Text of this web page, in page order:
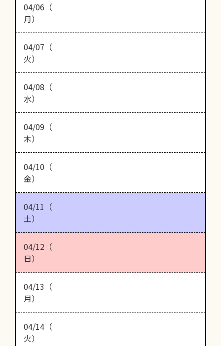
04/06（
月）
04/07（
火）
04/08（
水）
04/09（
木）
04/10（
金）
04/11（
土）
04/12（
日）
04/13（
月）
04/14（
火）